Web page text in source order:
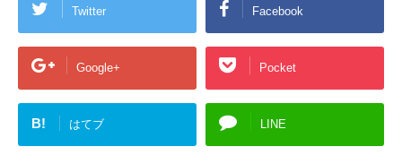
Twitter Facebook
Google+ Pocket
B! はてブ LINE